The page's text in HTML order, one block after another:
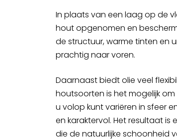
In plaats van een laag op de
hout opgenomen en
de structuur, warme tinten en
prachtig naar voren.
Daarnaast biedt olie veel
houtsoorten is het mogelijk
u volop kunt variëren in sfeer
en karaktervol. Het resultaat
die de natuurlijke schoonheid